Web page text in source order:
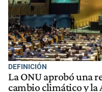
DEFINICIÓN
La ONU aprobó una
cambio climático y la